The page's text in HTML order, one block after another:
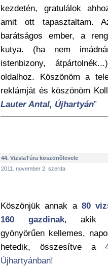
kezdetén, gratulálok
amit ott tapasztaltam.
barátságos ember, a
kutya. (ha nem
istenbizony,
oldalhoz. Köszönöm a
reklámját és köszönöm
Lauter Antal, Újhartyán”
44. VizslaTúra köszönőlevele
2011. november 2. szerda
Köszönjük annak a80
160 gazdinak, akik
gyönyörűen kellemes,
hetedik, összesítve a
Újhartyánban!